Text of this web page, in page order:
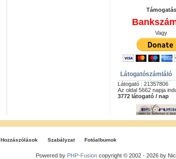
Támogatás
Vagy
Látogatószámláló
Látogató : 21357806
Az oldal 5662 napja
3772 látogató / nap
Hozzászólások Szabályzat Fotóalbumok
Powered by PHP-Fusioncopyright © 2002 - 2026 by